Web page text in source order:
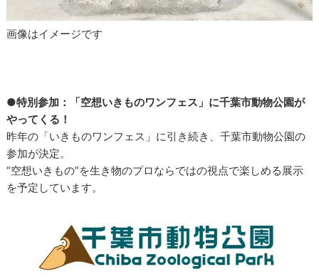
画像はイメージです
●特別参加：「空想いきものワンフェス」に千葉市動物公園が
やってくる！
昨年の「いきものワンフェス」に引き続き、千葉市動物公園の
参加が決定。
“空想いきもの”を生き物のプロならではの視点で楽しめる展示
を予定しています。